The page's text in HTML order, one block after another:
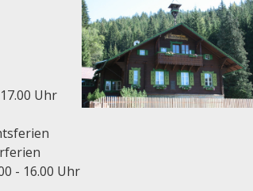
Uhr
- 16.00 Uhr